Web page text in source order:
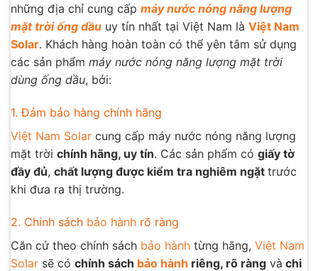
những địa chỉ cung cấp máy nước nóng năng lượng
mặt trời ống dầu uy tín nhất tại Việt Nam là Việt Nam
Solar. Khách hàng hoàn toàn có thể yên tâm sử dụng
các sản phẩm máy nước nóng năng lượng mặt trời
dùng ống dầu, bởi:
1. Đảm bảo hàng chính hãng
Việt Nam Solar cung cấp máy nước nóng năng lượng
mặt trời chính hãng, uy tín. Các sản phẩm có giấy tờ
đầy đủ, chất lượng được kiểm tra nghiêm ngặt trước
khi đưa ra thị trường.
2. Chính sách bảo hành rõ ràng
Căn cứ theo chính sách bảo hành từng hãng, Việt Nam
Solar sẽ có chính sách bảo hành riêng, rõ ràng và chi